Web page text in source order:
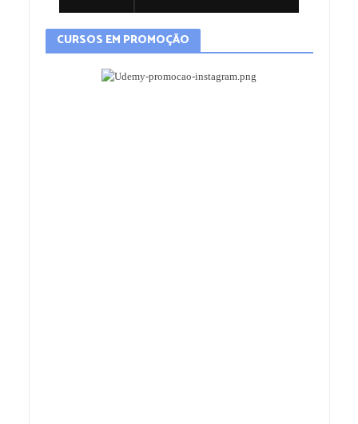
CURSOS EM PROMOÇÃO